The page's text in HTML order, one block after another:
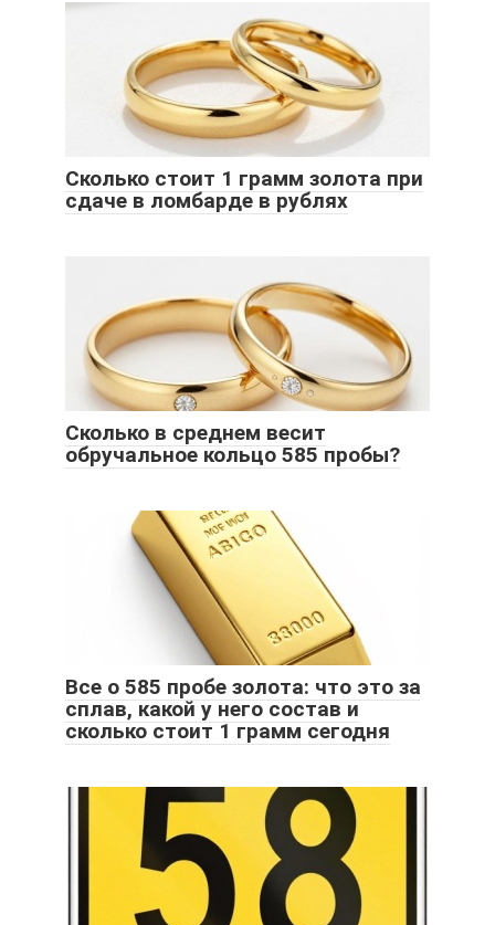
Сколько стоит 1 грамм золота при
сдаче в ломбарде в рублях
Сколько в среднем весит
обручальное кольцо 585 пробы?
Все о 585 пробе золота: что это за
сплав, какой у него состав и
сколько стоит 1 грамм сегодня